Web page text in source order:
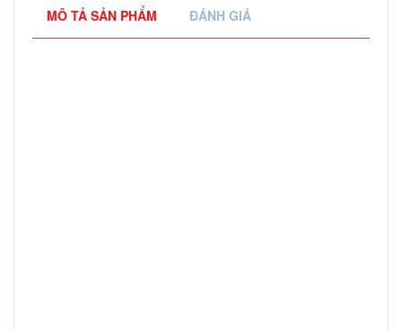
MÔ TẢ SẢN PHẨM ĐÁNH GIÁ